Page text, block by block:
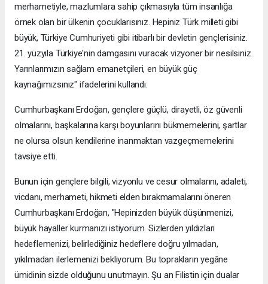
merhametiyle, mazlumlara sahip çıkmasıyla tüm insanlığa
örnek olan bir ülkenin çocuklarısınız. Hepiniz Türk milleti gibi
büyük, Türkiye Cumhuriyeti gibi itibarlı bir devletin gençlerisiniz.
21. yüzyıla Türkiye'nin damgasını vuracak vizyoner bir nesilsiniz.
Yarınlarımızın sağlam emanetçileri, en büyük güç
kaynağımızsınız" ifadelerini kullandı.
Cumhurbaşkanı Erdoğan, gençlere güçlü, dirayetli, öz güvenli
olmalarını, başkalarına karşı boyunlarını bükmemelerini, şartlar
ne olursa olsun kendilerine inanmaktan vazgeçmemelerini
tavsiye etti.
Bunun için gençlere bilgili, vizyonlu ve cesur olmalarını, adaleti,
vicdanı, merhameti, hikmeti elden bırakmamalarını öneren
Cumhurbaşkanı Erdoğan, "Hepinizden büyük düşünmenizi,
büyük hayaller kurmanızı istiyorum. Sizlerden yıldızları
hedeflemenizi, belirlediğiniz hedeflere doğru yılmadan,
yıkılmadan ilerlemenizi bekliyorum. Bu toprakların yegâne
ümidinin sizde olduğunu unutmayın. Şu an Filistin için dualar